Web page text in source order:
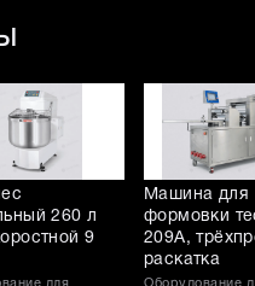
260 л
9
Машина для
формовки
209A,
раскатка